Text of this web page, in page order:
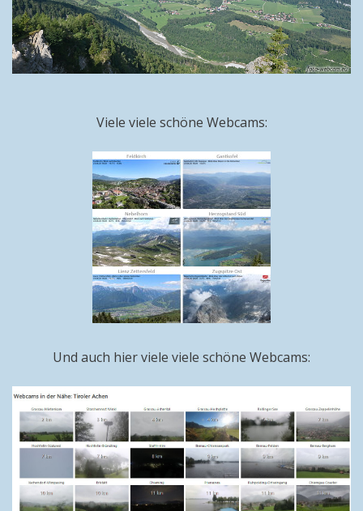
Viele viele schöne Webcams:
Und auch hier viele viele schöne Webcams: